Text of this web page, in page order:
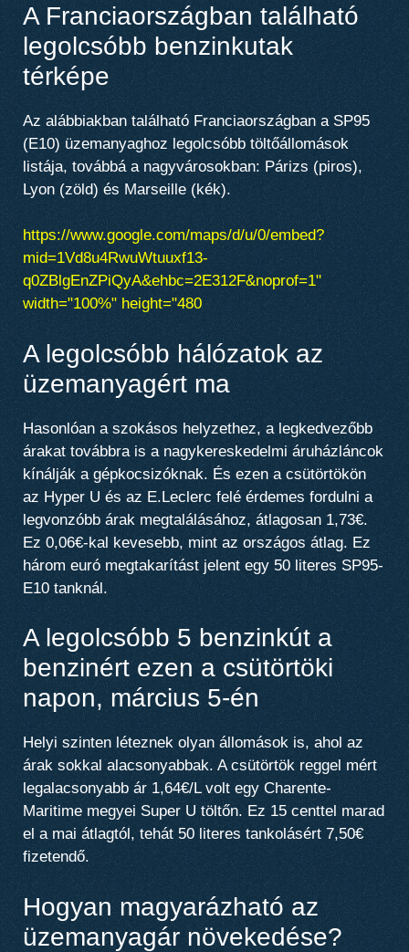
A Franciaországban található
legolcsóbb benzinkutak
térképe
Az alábbiakban található Franciaországban a SP95
(E10) üzemanyaghoz legolcsóbb töltőállomások
listája, továbbá a nagyvárosokban: Párizs (piros),
Lyon (zöld) és Marseille (kék).
https://www.google.com/maps/d/u/0/embed?
mid=1Vd8u4RwuWtuuxf13-
q0ZBlgEnZPiQyA&ehbc=2E312F&noprof=1"
width="100%" height="480
A legolcsóbb hálózatok az
üzemanyagért ma
Hasonlóan a szokásos helyzethez, a legkedvezőbb
árakat továbbra is a nagykereskedelmi áruházláncok
kínálják a gépkocsizóknak. És ezen a csütörtökön
az Hyper U és az E.Leclerc felé érdemes fordulni a
legvonzóbb árak megtalálásához, átlagosan 1,73€.
Ez 0,06€-kal kevesebb, mint az országos átlag. Ez
három euró megtakarítást jelent egy 50 literes SP95-
E10 tanknál.
A legolcsóbb 5 benzinkút a
benzinért ezen a csütörtöki
napon, március 5-én
Helyi szinten léteznek olyan állomások is, ahol az
árak sokkal alacsonyabbak. A csütörtök reggel mért
legalacsonyabb ár 1,64€/L volt egy Charente-
Maritime megyei Super U töltőn. Ez 15 centtel marad
el a mai átlagtól, tehát 50 literes tankolásért 7,50€
fizetendő.
Hogyan magyarázható az
üzemanyagár növekedése?